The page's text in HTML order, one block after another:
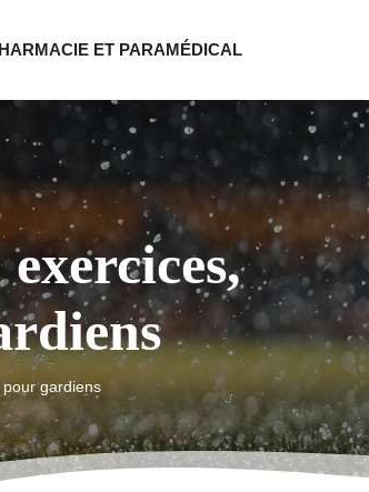
ET PARAMÉDICAL
gardiens